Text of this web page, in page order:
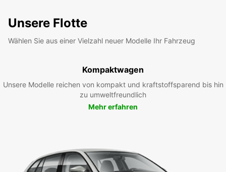
Unsere Flotte
Wählen Sie aus einer Vielzahl neuer Modelle Ihr Fahrzeug
Kompaktwagen
Unsere Modelle reichen von kompakt und kraftstoffsparend bis hin
zu umweltfreundlich
Mehr erfahren